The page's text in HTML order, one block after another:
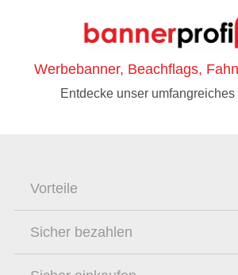
Werbebanner, Beachflags,
Entdecke unser umfangreiches
Vorteile
Sicher bezahlen